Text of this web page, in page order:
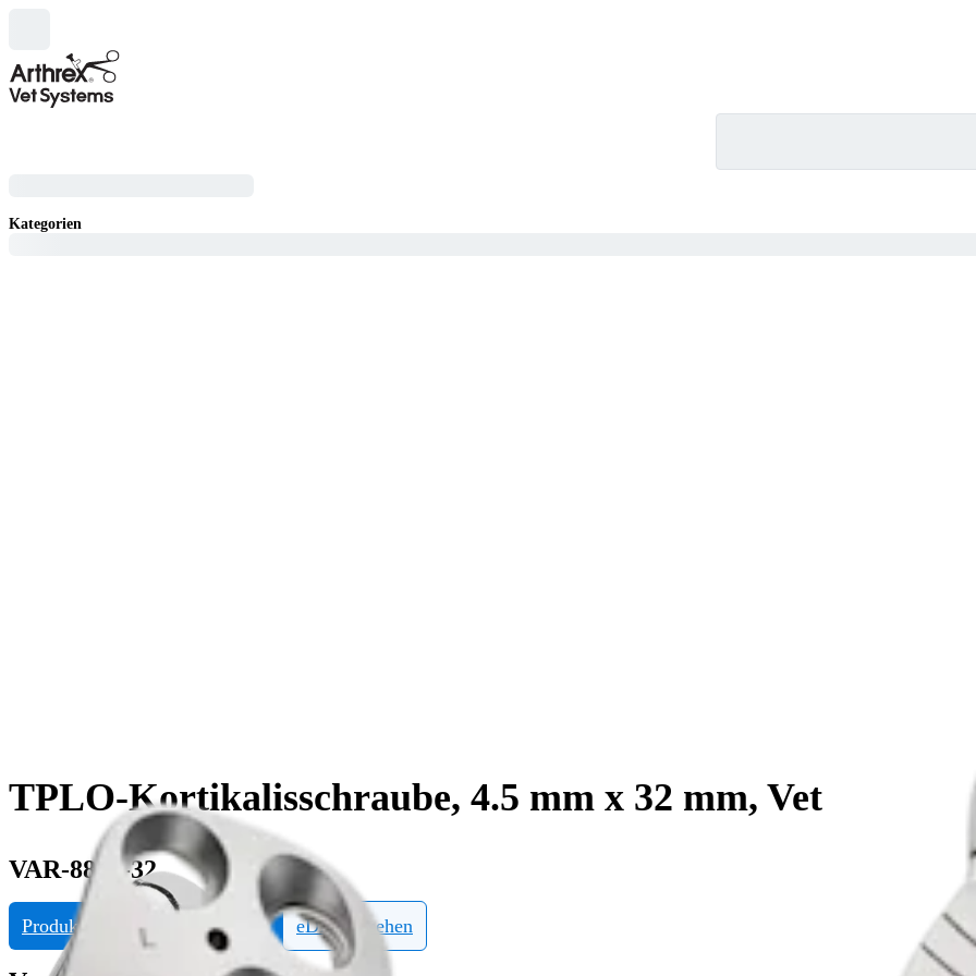
Kategorien
TPLO-Kortikalisschraube, 4.5 mm x 32 mm, Vet
VAR-8845-32
Produktinformationen anfragen eDFU ansehen